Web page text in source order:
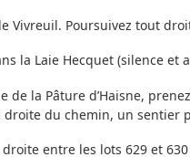
Vivreuil. Poursuivez tout
la Laie Hecquet (silence
de la Pâture d’Haisne,
du chemin, un sentier
entre les lots 629 et